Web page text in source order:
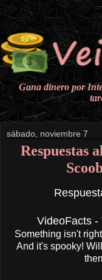
Gana dinero por
sábado, noviembre 7
Respuestas
VideoFacts -
Something isn't
And it's spooky!